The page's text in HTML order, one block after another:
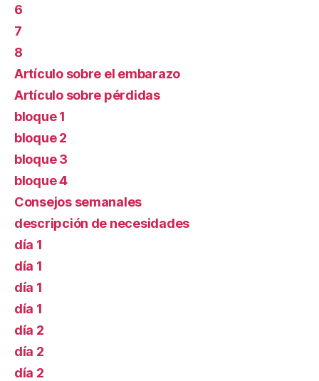
6
7
8
Artículo sobre el embarazo
Artículo sobre pérdidas
bloque 1
bloque 2
bloque 3
bloque 4
Consejos semanales
descripción de necesidades
día 1
día 1
día 1
día 1
día 2
día 2
día 2